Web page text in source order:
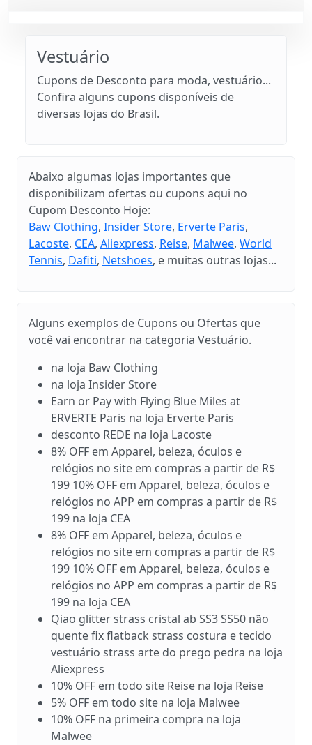
Vestuário
Cupons de Desconto para moda, vestuário...
Confira alguns cupons disponíveis de
diversas lojas do Brasil.
Abaixo algumas lojas importantes que
disponibilizam ofertas ou cupons aqui no
Cupom Desconto Hoje:
Baw Clothing, Insider Store, Erverte Paris,
Lacoste, CEA, Aliexpress, Reise, Malwee, World
Tennis, Dafiti, Netshoes, e muitas outras lojas...
Alguns exemplos de Cupons ou Ofertas que
você vai encontrar na categoria Vestuário.
na loja Baw Clothing
na loja Insider Store
Earn or Pay with Flying Blue Miles at
ERVERTE Paris na loja Erverte Paris
desconto REDE na loja Lacoste
8% OFF em Apparel, beleza, óculos e
relógios no site em compras a partir de R$
199 10% OFF em Apparel, beleza, óculos e
relógios no APP em compras a partir de R$
199 na loja CEA
8% OFF em Apparel, beleza, óculos e
relógios no site em compras a partir de R$
199 10% OFF em Apparel, beleza, óculos e
relógios no APP em compras a partir de R$
199 na loja CEA
Qiao glitter strass cristal ab SS3 SS50 não
quente fix flatback strass costura e tecido
vestuário strass arte do prego pedra na loja
Aliexpress
10% OFF em todo site Reise na loja Reise
5% OFF em todo site na loja Malwee
10% OFF na primeira compra na loja
Malwee